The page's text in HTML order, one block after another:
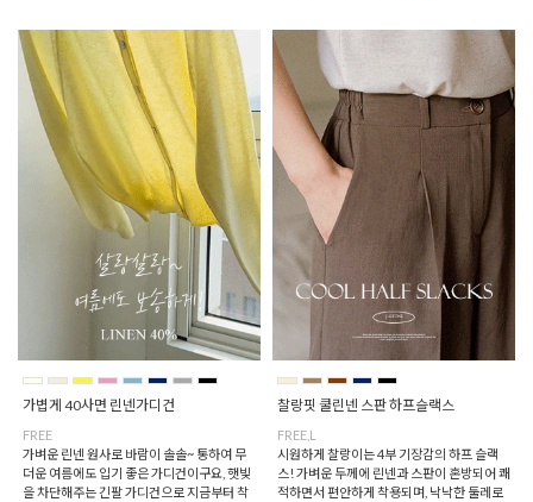
가볍게 40사면 린넨가디건
FREE
가벼운 린넨 원사로 바람이 솔솔~ 통하여 무
더운 여름에도 입기 좋은 가디건이구요, 햇빛
을 차단해주는 긴팔 가디건으로 지금부터 착
찰랑핏 쿨린넨 스판 하프슬랙스
FREE,L
시원하게 찰랑이는 4부 기장감의 하프 슬랙
스! 가벼운 두께에 린넨과 스판이 혼방되어 쾌
적하면서 편안하게 착용되며, 낙낙한 둘레로